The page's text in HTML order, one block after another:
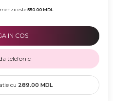
este550.00MDL
IN COS
telefonic
cu 289.00 MDL